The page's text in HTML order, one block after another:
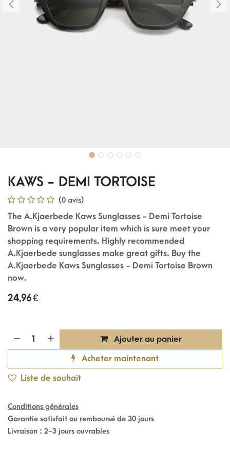
KAWS - DEMI TORTOISE
(0 avis)
The A.Kjaerbede Kaws Sunglasses - Demi Tortoise
Brown is a very popular item which is sure meet your
shopping requirements. Highly recommended
A.Kjaerbede sunglasses make great gifts. Buy the
A.Kjaerbede Kaws Sunglasses - Demi Tortoise Brown
now.
24,96€
Ajouter au panier
Acheter maintenant
Liste de souhait
Conditions générales
Garantie satisfait ou remboursé de 30 jours
Livraison : 2-3 jours ouvrables